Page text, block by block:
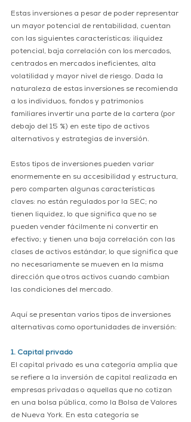
Estas inversiones a pesar de poder representar
un mayor potencial de rentabilidad, cuentan
con las siguientes características: iliquidez
potencial, baja correlación con los mercados,
centrados en mercados ineficientes, alta
volatilidad y mayor nivel de riesgo. Dada la
naturaleza de estas inversiones se recomienda
a los individuos, fondos y patrimonios
familiares invertir una parte de la cartera (por
debajo del 15 %) en este tipo de activos
alternativos y estrategias de inversión.
Estos tipos de inversiones pueden variar
enormemente en su accesibilidad y estructura,
pero comparten algunas características
claves: no están regulados por la SEC; no
tienen liquidez, lo que significa que no se
pueden vender fácilmente ni convertir en
efectivo; y tienen una baja correlación con las
clases de activos estándar, lo que significa que
no necesariamente se mueven en la misma
dirección que otros activos cuando cambian
las condiciones del mercado.
Aquí se presentan varios tipos de inversiones
alternativas como oportunidades de inversión:
1. Capital privado
El capital privado es una categoría amplia que
se refiere a la inversión de capital realizada en
empresas privadas o aquellas que no cotizan
en una bolsa pública, como la Bolsa de Valores
de Nueva York. En esta categoría se